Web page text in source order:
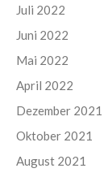
Juli 2022
Juni 2022
Mai 2022
April 2022
Dezember 2021
Oktober 2021
August 2021